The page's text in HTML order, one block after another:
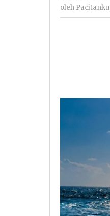
oleh Pacitanku